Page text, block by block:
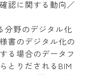
認に関する動向／
分野のデジタル化
書のデジタル化の
る場合のデータフ
とりだされるBIM